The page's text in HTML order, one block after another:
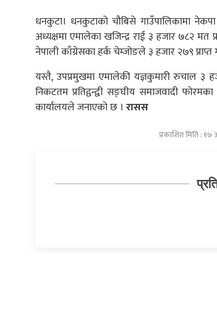
धनकुटा। धनकुटाको चौबिसे गाउँपालिकामा
अध्यक्षमा एमालेका खजिन्द्र राई ३ हजार ७८२ मत
नेपाली काँग्रेसका हर्क चेम्जोङले ३ हजार २७९
यस्तै, उपप्रमुखमा एमालेकी यज्ञकुमारी रुचाल ३
निकटतम प्रतिद्वन्द्वी सङ्घीय समाजवादी
कार्यालयले जनाएको छ । रासस
प्रकाशित मिति :